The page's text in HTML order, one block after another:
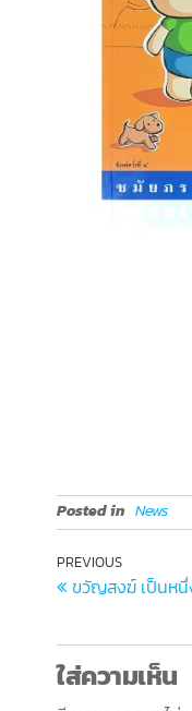
Posted in News
PREVIOUS
ขวัญสงฆ์ เป็นหนึ่
ใส่ความเห็น